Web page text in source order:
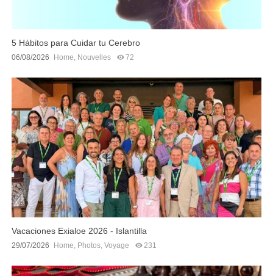
5 Hábitos para Cuidar tu Cerebro
06/08/2026 Home, Nouvelles 72
Vacaciones Exialoe 2026 - Islantilla
29/07/2026 Home, Photos,Voyage 231